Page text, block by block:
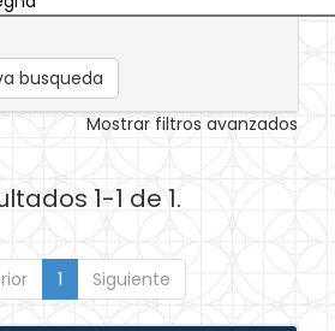
busqueda
Mostrar filtros avanzados
1-1 de 1.
1 Siguiente